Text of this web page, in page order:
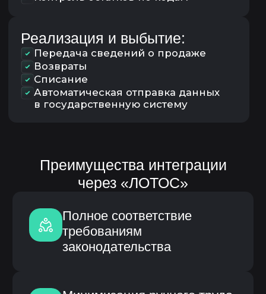
с маркировкой
03 Интеграция
с оборудованием (принтеры
этикеток, сканеры, ТСД)
04 Обучение сотрудников
Специалисты НЕЛУМБО-
АВТОМАТИЗАЦИЯ сопровождают
от консультации до промышленной
эксплуатации.